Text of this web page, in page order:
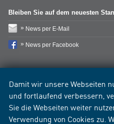
Damit wir unsere Webseiten
und fortlaufend verbessern,
Sie die Webseiten weiter
Verwendung von Cookies zu.
Bleiben Sie auf dem neuesten
News per E-Mail
News per Facebook